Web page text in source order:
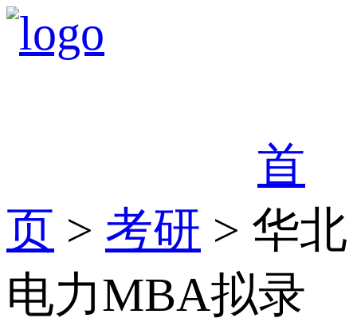
首
页 > 考研 > 华北
电力MBA拟录